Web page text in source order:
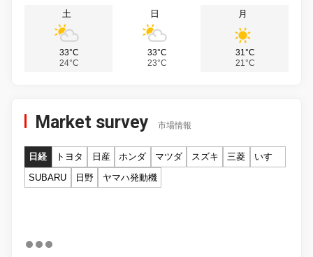
土
33°C
24°C
日
33°C
23°C
月
31°C
21°C
Market survey 市場情報
日経 トヨタ 日産 ホンダ マツダ スズキ 三菱
いすゞ
SUBARU
日野 ヤマハ発動機